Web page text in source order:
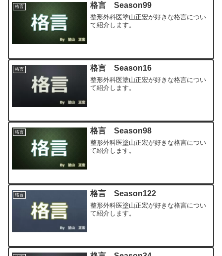
格言 格言 Season99
整形外科医塗山正宏が好きな格言につい
て紹介します。
格言 格言 Season16
整形外科医塗山正宏が好きな格言につい
て紹介します。
格言 格言 Season98
整形外科医塗山正宏が好きな格言につい
て紹介します。
格言 格言 Season122
整形外科医塗山正宏が好きな格言につい
て紹介します。